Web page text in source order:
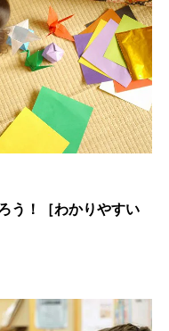
う！［わかりやすい